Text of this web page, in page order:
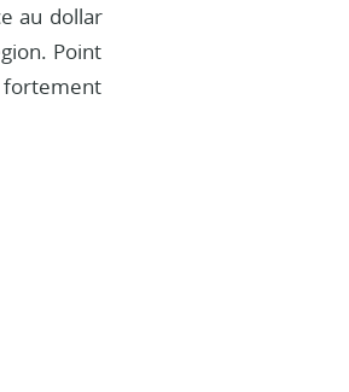
au dollar
Point
fortement